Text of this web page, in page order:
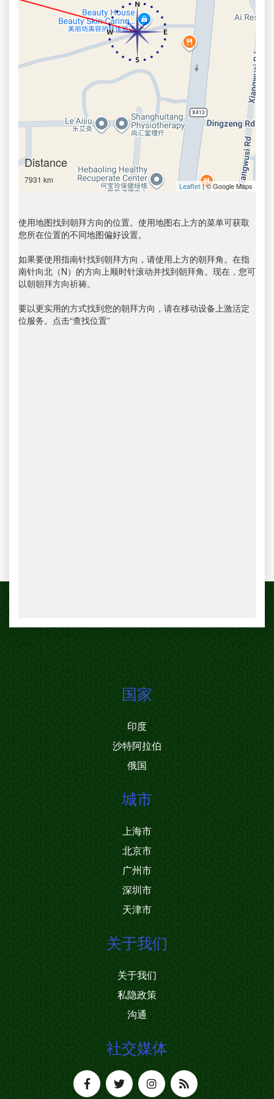
Distance
7931 km
Leaflet| © Google Maps
使用地图找到朝拜方向的位置。使用地图右上方的菜单可获取
您所在位置的不同地图偏好设置。
如果要使用指南针找到朝拜方向，请使用上方的朝拜角。在指
南针向北（N）的方向上顺时针滚动并找到朝拜角。现在，您可
以朝朝拜方向祈祷。
要以更实用的方式找到您的朝拜方向，请在移动设备上激活定
位服务。点击“查找位置”
国家
印度
沙特阿拉伯
俄国
城市
上海市
北京市
广州市
深圳市
天津市
关于我们
关于我们
私隐政策
沟通
社交媒体